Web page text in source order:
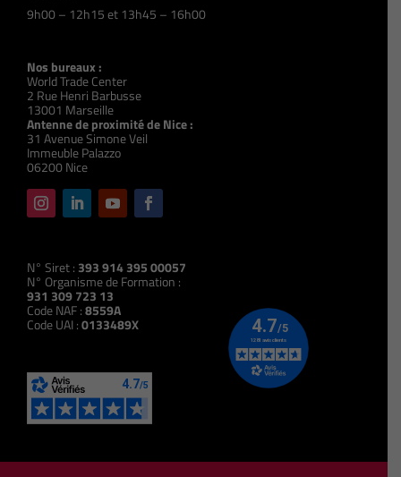
9h00 – 12h15 et 13h45 – 16h00
Nos bureaux :
World Trade Center
2 Rue Henri Barbusse
13001 Marseille
Antenne de proximité de Nice :
31 Avenue Simone Veil
Immeuble Palazzo
06200 Nice
N° Siret : 393 914 395 00057
N° Organisme de Formation :
931 309 723 13
Code NAF :8559A
Code UAI :0133489X